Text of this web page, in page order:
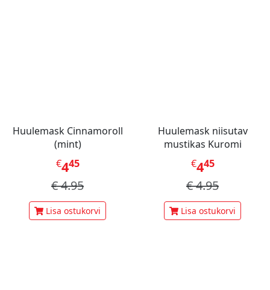
Huulemask Cinnamoroll
(mint)
€445
€4.95
Lisa ostukorvi
Huulemask niisutav
mustikas Kuromi
€445
€4.95
Lisa ostukorvi